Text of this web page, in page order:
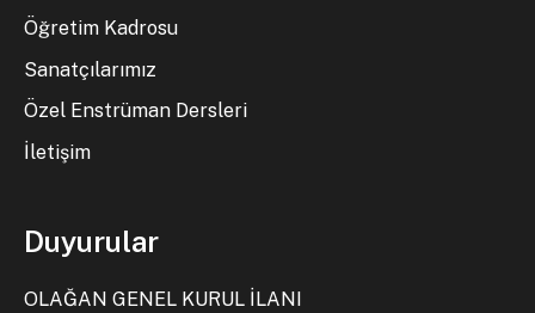
Öğretim Kadrosu
Sanatçılarımız
Özel Enstrüman Dersleri
İletişim
Duyurular
OLAĞAN GENEL KURUL İLANI